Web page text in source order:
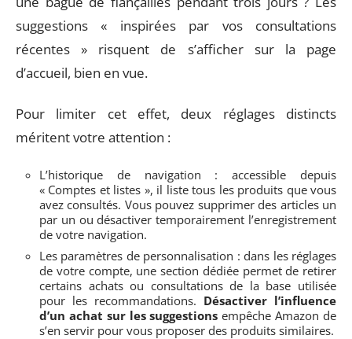
suggestions « inspirées par vos consultations
récentes » risquent de s’afficher sur la page
d’accueil, bien en vue.
Pour limiter cet effet, deux réglages distincts
méritent votre attention :
L’historique de navigation : accessible depuis
« Comptes et listes », il liste tous les produits que vous
avez consultés. Vous pouvez supprimer des articles un
par un ou désactiver temporairement l’enregistrement
de votre navigation.
Les paramètres de personnalisation : dans les réglages
de votre compte, une section dédiée permet de retirer
certains achats ou consultations de la base utilisée
pour les recommandations. Désactiver l’influence
d’un achat sur les suggestions empêche Amazon de
s’en servir pour vous proposer des produits similaires.